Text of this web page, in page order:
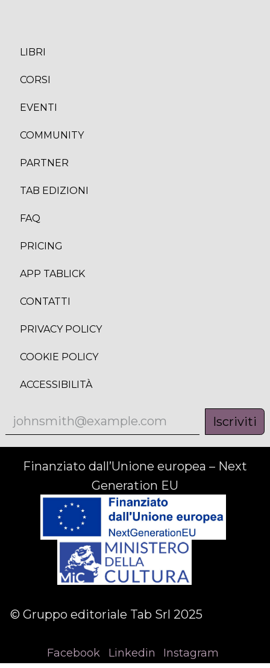
LIBRI
CORSI
EVENTI
COMMUNITY
PARTNER
TAB EDIZIONI
FAQ
PRICING
APP TABLICK
CONTATTI
PRIVACY POLICY
COOKIE POLICY
ACCESSIBILITÀ
Iscriviti
Finanziato dall’Unione europea – Next
Generation EU
© Gruppo editoriale Tab Srl 2025
Facebook Linkedin Instagram